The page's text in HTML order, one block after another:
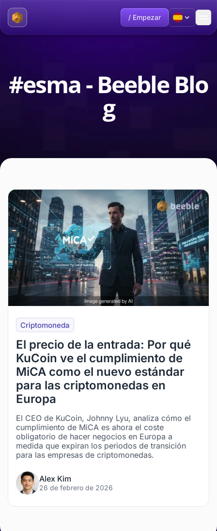
/ Empezar
#esma - Beeble Blo
g
Criptomoneda
El precio de la entrada: Por qué
KuCoin ve el cumplimiento de
MiCA como el nuevo estándar
para las criptomonedas en
Europa
El CEO de KuCoin, Johnny Lyu, analiza cómo el
cumplimiento de MiCA es ahora el coste
obligatorio de hacer negocios en Europa a
medida que expiran los periodos de transición
para las empresas de criptomonedas.
Alex Kim
26 de febrero de 2026